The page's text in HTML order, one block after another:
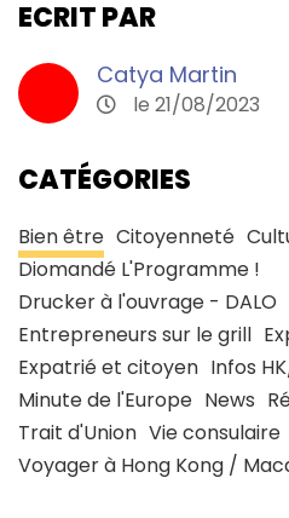
ECRIT PAR
Catya Martin
le 21/08/2023
CATÉGORIES
Bien être Citoyenneté
Diomandé L'Programme !
Drucker à l'ouvrage - DALO
Entrepreneurs sur le grill
Expatrié et citoyen Infos
Minute de l'Europe News
Trait d'Union Vie consulaire
Voyager à Hong Kong /